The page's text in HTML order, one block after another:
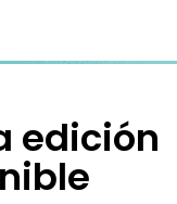
edición